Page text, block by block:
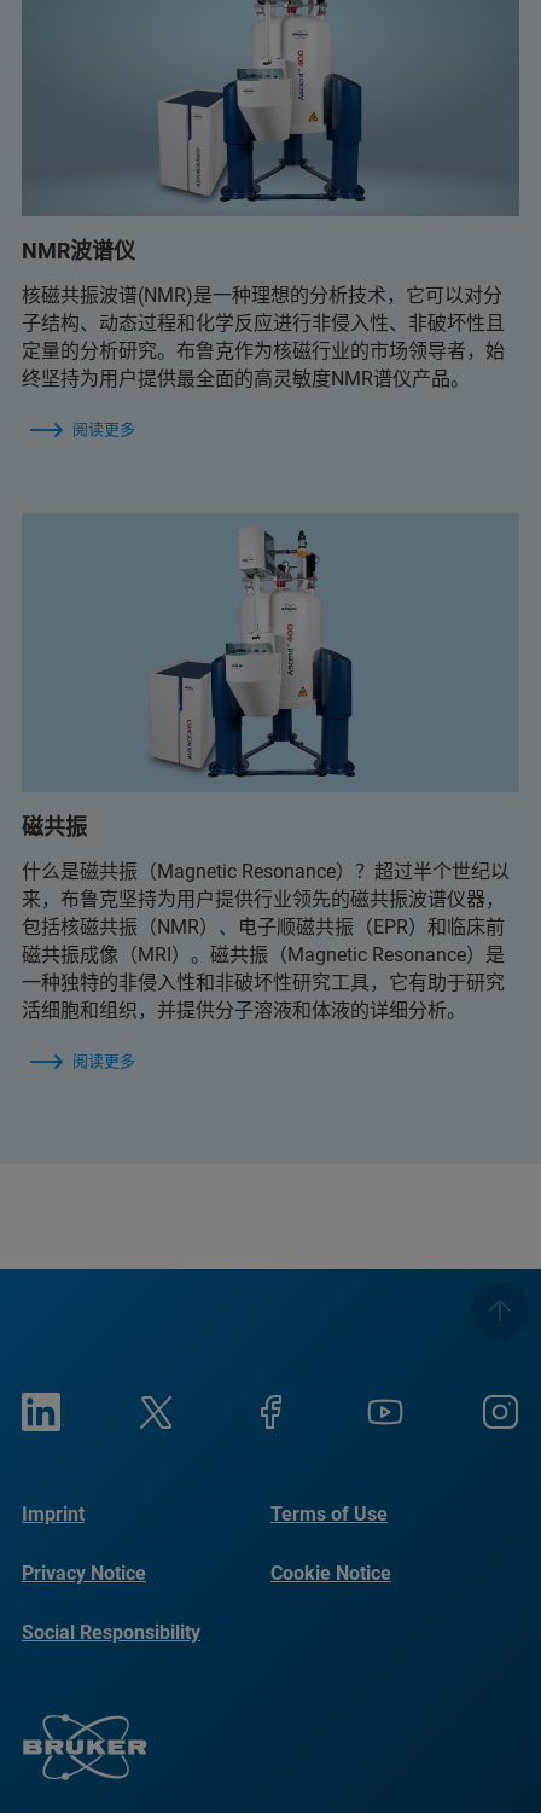
NMR波谱仪
核磁共振波谱(NMR)是一种理想的分析技术，它可以对分
子结构、动态过程和化学反应进行非侵入性、非破坏性且
定量的分析研究。布鲁克作为核磁行业的市场领导者，始
终坚持为用户提供最全面的高灵敏度NMR谱仪产品。
阅读更多
磁共振
什么是磁共振（Magnetic Resonance）？超过半个世纪以
来，布鲁克坚持为用户提供行业领先的磁共振波谱仪器，
包括核磁共振（NMR）、电子顺磁共振（EPR）和临床前
磁共振成像（MRI）。磁共振（Magnetic Resonance）是
一种独特的非侵入性和非破坏性研究工具，它有助于研究
活细胞和组织，并提供分子溶液和体液的详细分析。
阅读更多
Imprint Terms of Use
Privacy Notice Cookie Notice
Social Responsibility